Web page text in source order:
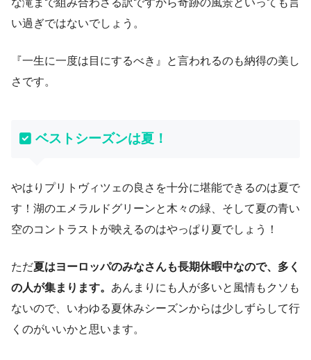
い過ぎではないでしょう。
『一生に一度は目にするべき』と言われるのも納得の美し
さです。
ベストシーズンは夏！
やはりプリトヴィツェの良さを十分に堪能できるのは夏で
す！湖のエメラルドグリーンと木々の緑、そして夏の青い
空のコントラストが映えるのはやっぱり夏でしょう！
ただ夏はヨーロッパのみなさんも長期休暇中なので、多く
の人が集まります。 あんまりにも人が多いと風情もクソも
ないので、いわゆる夏休みシーズンからは少しずらして行
くのがいいかと思います。